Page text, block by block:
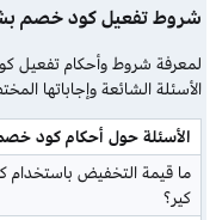
شروط تفعيل كود خصم
لمعرفة شروط وأحكام تفعيل
الأسئلة الشائعة وإجاباتها
الأسئلة حول أحكام كود
ما قيمة التخفيض باستخدام
كير؟